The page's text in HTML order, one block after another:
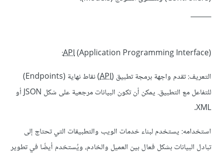
______
API(Application Programming Interface):
التعريف: تقدم واجهة برمجة تطبيق ( API
) نقاط نهاية (Endpoints)
للتفاعل مع التطبيق. يمكن أن تكون البيانات مرجعية على شكل JSON أو
XML.
استخدامه: يستخدم لبناء خدمات الويب والتطبيقات التي تحتاج إلى
تبادل البيانات بشكل فعال بين العميل والخادم، ويُستخدم أيضًا في تطوير